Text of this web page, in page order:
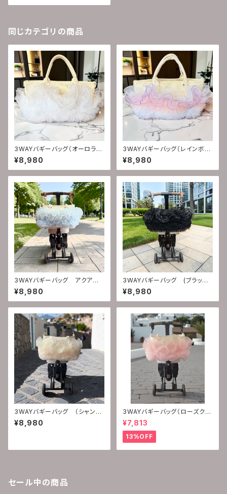
同じカテゴリの商品
3WAYバギーバッグ（オーロラパ
ール）
¥8,980
3WAYバギーバッグ（レインボー
クォーツ)
¥8,980
3WAYバギーバッグ アクアマリ
ン
¥8,980
3WAYバギーバッグ (ブラック
ダイヤモンド)
¥8,980
3WAYバギーバッグ （シャンパ
ンクォーツ)
¥8,980
3WAYバギーバッグ（ローズクォ
ーツ)
¥7,813
13%OFF
セール中の商品